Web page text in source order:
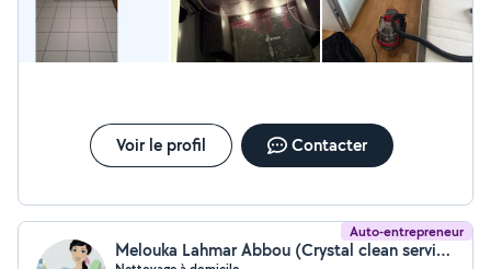
Voir le profil Contacter
Auto-entrepreneur
Melouka Lahmar Abbou (Crystal clean services)